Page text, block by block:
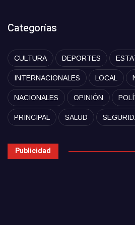
Categorías
CULTURA DEPORTES
INTERNACIONALES LOCAL
NACIONALES OPINIÓN
PRINCIPAL SALUD
Publicidad